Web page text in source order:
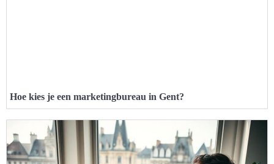
Hoe kies je een marketingbureau in Gent?